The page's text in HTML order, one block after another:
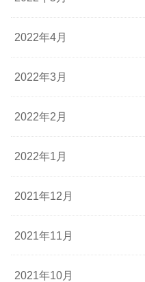
2022年4月
2022年3月
2022年2月
2022年1月
2021年12月
2021年11月
2021年10月